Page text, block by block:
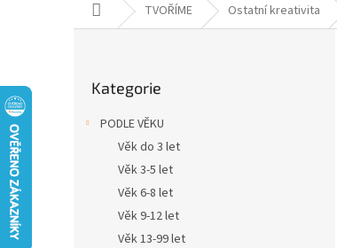
Domů TVOŘÍME Ostatní kreativita
kategorie
Kategorie
PODLE VĚKU
Věk do 3 let
Věk 3-5 let
Věk 6-8 let
Věk 9-12 let
Věk 13-99 let